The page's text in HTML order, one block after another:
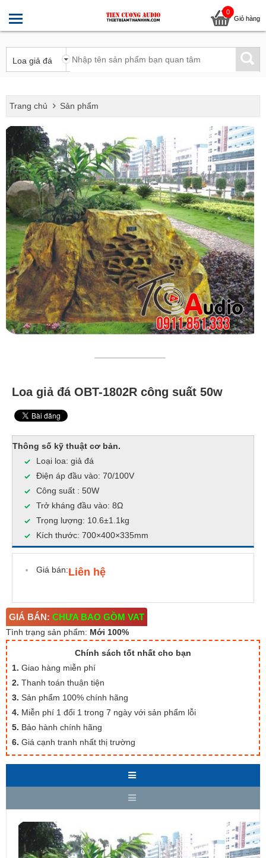
0
Giỏ hàng
Trang chủ Sản phẩm
Loa giả đá OBT-1802R công suất 50w
Thông số kỹ thuật cơ bản.
Loại loa: giả đá
Điện áp đầu vào: 70/100V
Công suất : 50W
Trở kháng đầu vào: 8Ω
Trọng lượng: 10.6±1.1kg
Kích thước: 700×400×335mm
Giá bán:Liên hệ
GIÁ BÁN: CHƯA BAO GỒM VAT
Tình trạng sản phẩm: Mới 100%
Chính sách tốt nhất cho bạn
1. Giao hàng miễn phí
2. Thanh toán thuận tiện
3. Sản phẩm 100% chính hãng
4. Miễn phí 1 đổi 1 trong 7 ngày với sản phẩm lỗi
5. Bảo hành chính hãng
6. Giá cạnh tranh nhất thị trường